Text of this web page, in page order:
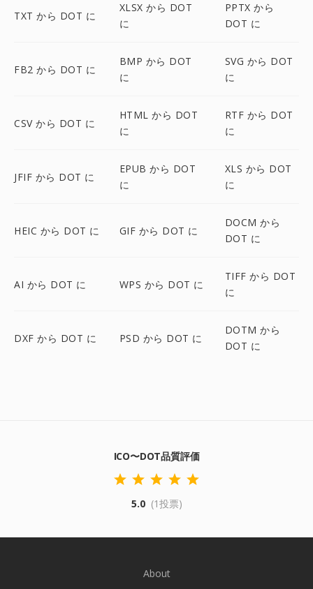
TXT から DOT に
XLSX から DOT
に
PPTX から
DOT に
FB2 から DOT に
BMP から DOT
に
SVG から DOT
に
CSV から DOT に
HTML から DOT
に
RTF から DOT
に
JFIF から DOT に
EPUB から DOT
に
XLS から DOT
に
HEIC から DOT に GIF から DOT に
DOCM から
DOT に
AI から DOT に WPS から DOT に
TIFF から DOT
に
DXF から DOT に PSD から DOT に
DOTM から
DOT に
ICO〜DOT品質評価
5.0 (1投票)
About